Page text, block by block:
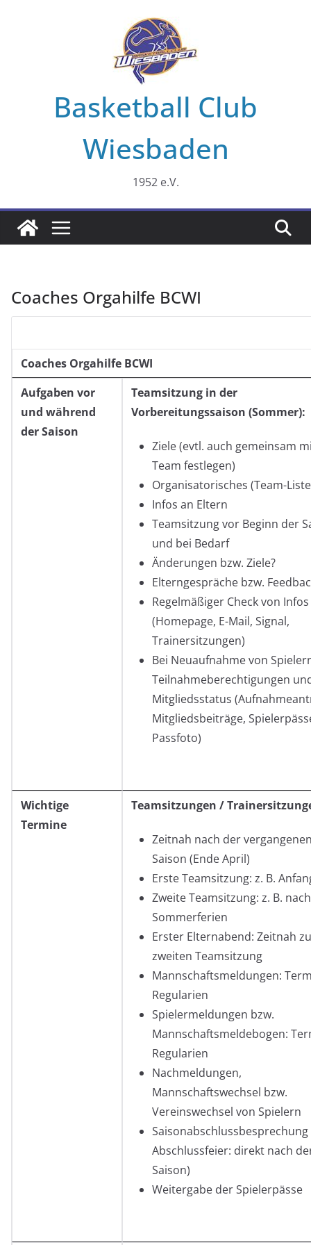
Basketball Club
Wiesbaden
1952 e.V.
Coaches Orgahilfe BCWI
Coaches Orgahilfe BCWI
Aufgaben vor
und während
der Saison
Teamsitzung in der
Vorbereitungssaison (Sommer):
Ziele (evtl. auch gemeinsam
Team festlegen)
Organisatorisches (Team-
Infos an Eltern
Teamsitzung vor Beginn der
und bei Bedarf
Änderungen bzw. Ziele?
Elterngespräche bzw.
Regelmäßiger Check von Infos
(Homepage, E-Mail, Signal,
Trainersitzungen)
Bei Neuaufnahme von
Teilnahmeberechtigungen
Mitgliedsstatus
Mitgliedsbeiträge,
Passfoto)
Wichtige
Termine
Teamsitzungen /
Zeitnah nach der
Saison (Ende April)
Erste Teamsitzung: z. B.
Zweite Teamsitzung: z. B.
Sommerferien
Erster Elternabend: Zeitnah
zweiten Teamsitzung
Mannschaftsmeldungen:
Regularien
Spielermeldungen bzw.
Mannschaftsmeldebogen:
Regularien
Nachmeldungen,
Mannschaftswechsel bzw.
Vereinswechsel von Spielern
Abschlussfeier: direkt nach
Saison)
Weitergabe der Spielerpässe